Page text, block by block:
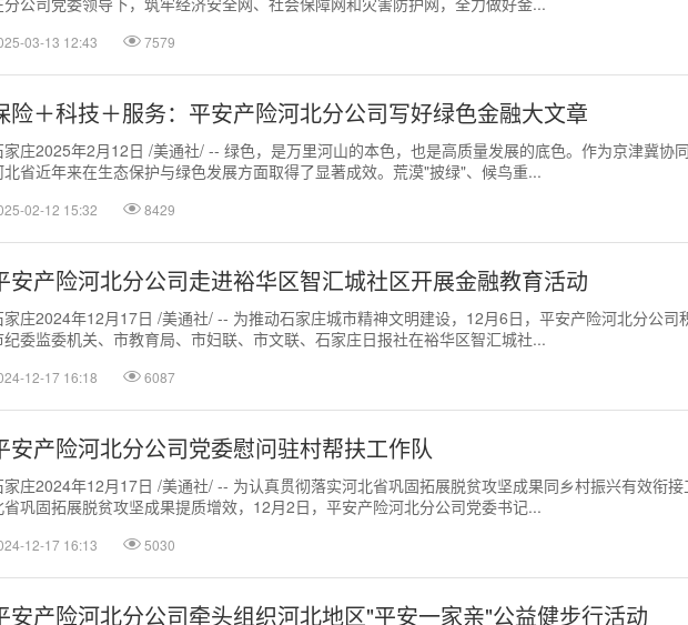
03-13 12:43 7579
险＋科技＋服务：平安产险河北分公司写好绿色金融大文章
家庄2025年2月12日 /美通社/ -- 绿色，是万里河山的本色，也是高质量发展的底色。作为京津冀协
北省近年来在生态保护与绿色发展方面取得了显著成效。荒漠"披绿"、候鸟重...
02-12 15:32 8429
安产险河北分公司走进裕华区智汇城社区开展金融教育活动
家庄2024年12月17日 /美通社/ -- 为推动石家庄城市精神文明建设，12月6日，平安产险河北分公司
纪委监委机关、市教育局、市妇联、市文联、石家庄日报社在裕华区智汇城社...
12-17 16:18 6087
安产险河北分公司党委慰问驻村帮扶工作队
家庄2024年12月17日 /美通社/ -- 为认真贯彻落实河北省巩固拓展脱贫攻坚成果同乡村振兴有效衔
省巩固拓展脱贫攻坚成果提质增效，12月2日，平安产险河北分公司党委书记...
12-17 16:13 5030
安产险河北分公司牵头组织河北地区"平安一家亲"公益健步行活动